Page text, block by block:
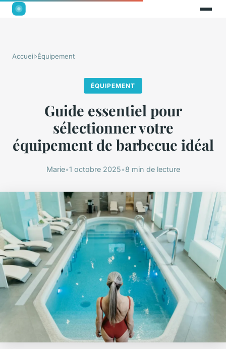
Accueil›Équipement
ÉQUIPEMENT
Guide essentiel pour
sélectionner votre
équipement de barbecue idéal
Marie•1 octobre 2025•8 min de lecture